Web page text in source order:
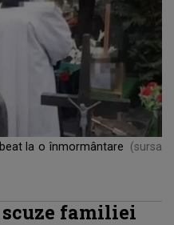
la o înmormântare
(sursa
familiei